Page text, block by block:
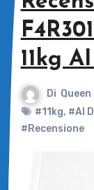
11kg
Di
#11kg, #AI
#Recensione